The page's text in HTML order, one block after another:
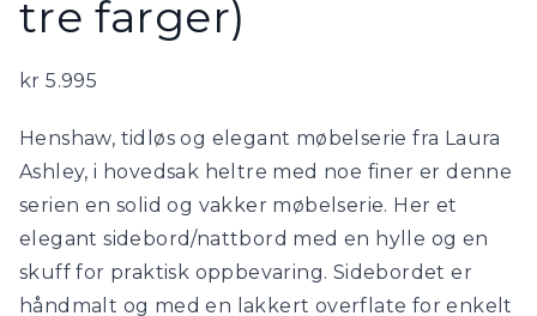
tre farger)
kr 5.995
Henshaw, tidløs og elegant møbelserie fra Laura
Ashley, i hovedsak heltre med noe finer er denne
serien en solid og vakker møbelserie. Her et
elegant sidebord/nattbord med en hylle og en
skuff for praktisk oppbevaring. Sidebordet er
håndmalt og med en lakkert overflate for enkelt